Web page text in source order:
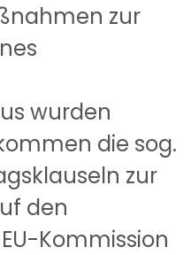
zur
wurden
die sog.
zur
den
Kommission